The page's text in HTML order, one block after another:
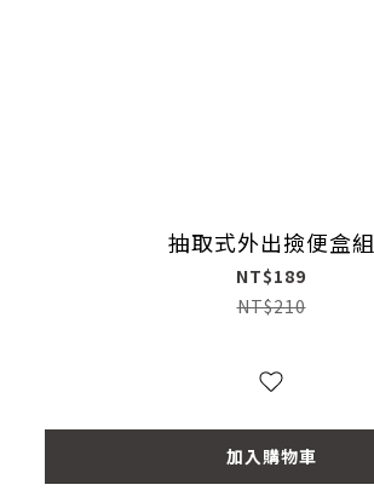
抽取式外出撿便盒組
NT$189
NT$210
加入購物車